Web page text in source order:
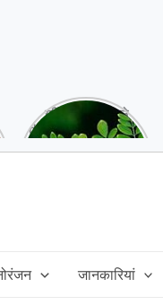
गर्मियों में मिलने वाले
drumstick गुणों की खान
जानकारियां